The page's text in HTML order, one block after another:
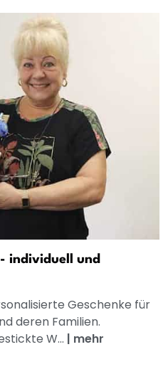
individuell und
Geschenke für
deren Familien.
W... | mehr